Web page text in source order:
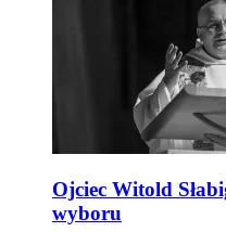
Ojciec Witold
wyboru